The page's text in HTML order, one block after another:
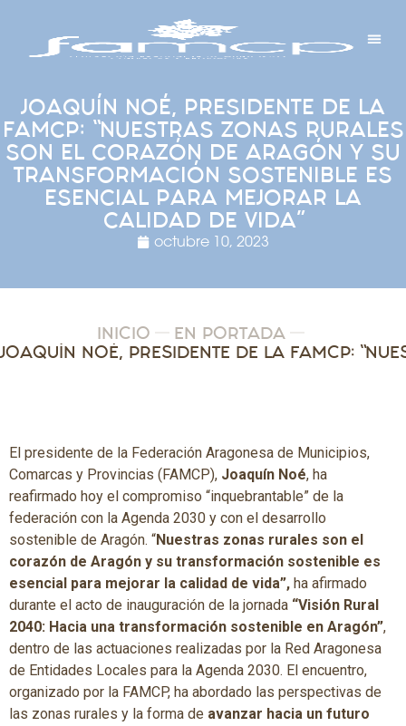
JOAQUÍN NOÉ, PRESIDENTE DE LA
FAMCP: “NUESTRAS ZONAS RURALES
SON EL CORAZÓN DE ARAGÓN Y SU
TRANSFORMACIÓN SOSTENIBLE ES
ESENCIAL PARA MEJORAR LA
CALIDAD DE VIDA”
octubre 10, 2023
INICIO EN PORTADA
El presidente de la Federación Aragonesa de Municipios,
Comarcas y Provincias (FAMCP), Joaquín Noé, ha
reafirmado hoy el compromiso “inquebrantable” de la
federación con la Agenda 2030 y con el desarrollo
sostenible de Aragón. “Nuestras zonas rurales son el
corazón de Aragón y su transformación sostenible es
esencial para mejorar la calidad de vida”, ha afirmado
durante el acto de inauguración de la jornada “Visión Rural
2040: Hacia una transformación sostenible en Aragón”,
dentro de las actuaciones realizadas por la Red Aragonesa
de Entidades Locales para la Agenda 2030. El encuentro,
organizado por la FAMCP, ha abordado las perspectivas de
las zonas rurales y la forma de avanzar hacia un futuro